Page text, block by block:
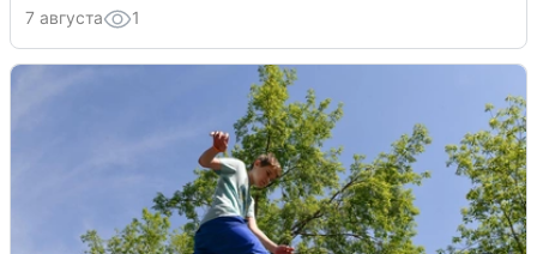
7 августа 1